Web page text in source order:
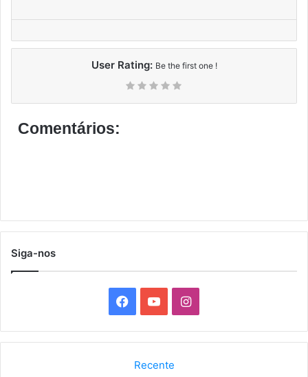
User Rating: Be the first one !
Comentários:
Siga-nos
a
o
I
n
Recente